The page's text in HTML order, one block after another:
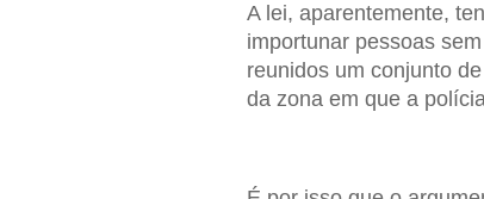
A lei, aparentemente,
importunar pessoas
reunidos um conjunto
da zona em que a